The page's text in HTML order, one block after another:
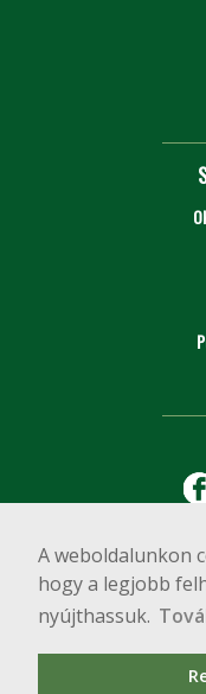
A weboldalunkon
hogy a legjobb
nyújthassuk.
Copyright
1111